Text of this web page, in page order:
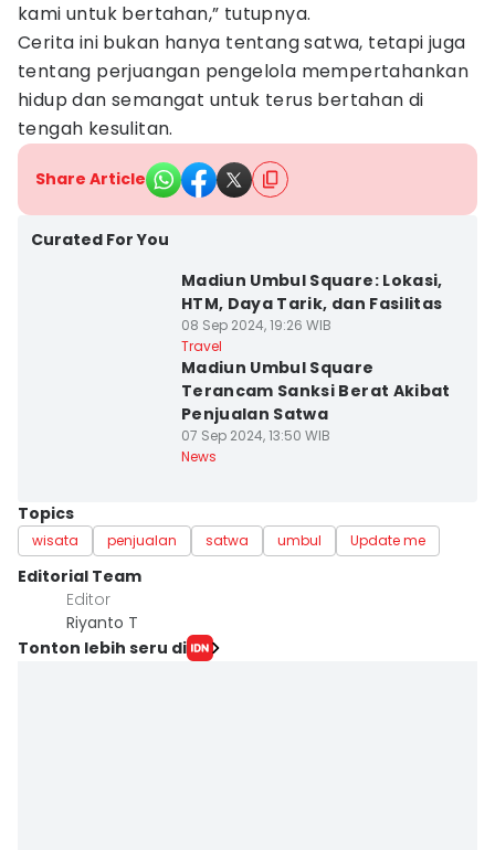
kami untuk bertahan,” tutupnya.
Cerita ini bukan hanya tentang satwa, tetapi juga
tentang perjuangan pengelola mempertahankan
hidup dan semangat untuk terus bertahan di
tengah kesulitan.
Share Article
Curated For You
Madiun Umbul Square: Lokasi,
HTM, Daya Tarik, dan Fasilitas
08 Sep 2024, 19:26 WIB
Travel
Madiun Umbul Square
Terancam Sanksi Berat Akibat
Penjualan Satwa
07 Sep 2024, 13:50 WIB
News
Topics
wisata penjualan satwa umbul Update me
Editorial Team
Editor
Riyanto T
Tonton lebih seru di